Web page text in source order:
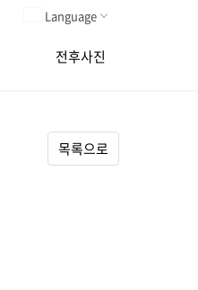
Language
전후사진
목록으로